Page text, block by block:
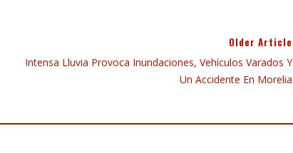
Older Article
Intensa Lluvia Provoca Inundaciones, Vehículos Varados Y
Un Accidente En Morelia